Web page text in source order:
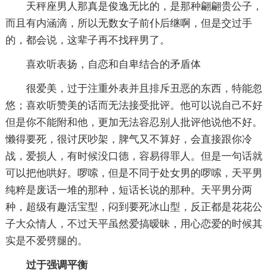
天秤座男人那真是俊逸无比的，是那种翩翩贵公子，
而且有内涵滴，所以无数女子前仆后继啊，但是交过手
的，都会说，这辈子再不找秤男了。
喜欢听表扬，自恋和自卑结合的矛盾体
很爱美，过于注重外表并且排斥丑恶的东西，特能忽
悠；喜欢听赞美的话而无法接受批评。他可以说自己不好
但是你不能附和他，更加无法容忍别人批评他说他不好。
懒得要死，很讨厌吵架，脾气又不算好，会直接跟你冷
战，爱损人，有时候没口德，容易得罪人。但是一句话就
可以把他哄好。啰嗦，但是不同于处女男的啰嗦，天平男
纯粹是废话一堆的那种，短话长说的那种。天平男分两
种，超级有趣活宝型，闷到要死冰山型，反正都是花花公
子大众情人，不过天平虽然爱搞暧昧，用心恋爱的时候其
实是不爱劈腿的。
过于强调平衡